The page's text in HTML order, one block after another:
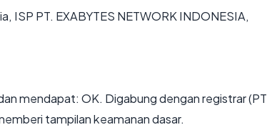
ISP PT. EXABYTES NETWORK INDONESIA,
mendapat: OK. Digabung dengan registrar (PT
tampilan keamanan dasar.